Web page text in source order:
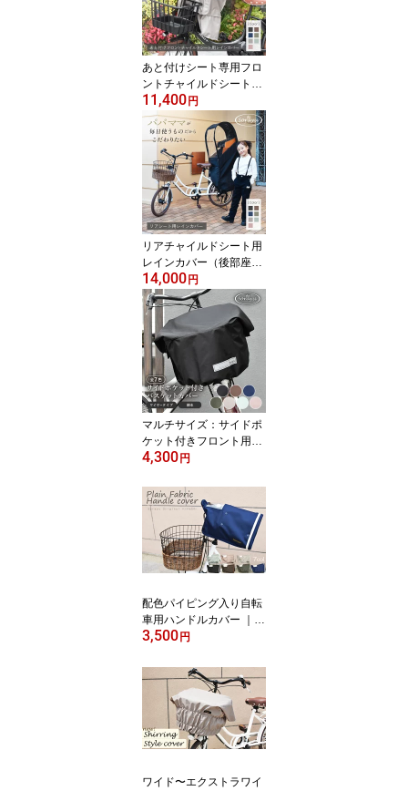
あと付けシート専用フロ
ントチャイルドシート用
レインカバー 自転車 子
供乗せ チャイルドシート
カバー 自転車カバー チ
ャイルドシート前 レイン
カバー チャイルドシート
カバー 後付フロントチャ
イルドシート| こども フ
ロント 雨カバー 雨よけ
子乗せ自転車
11,400 円
リアチャイルドシート用
レインカバー（後部座席
専用チャイルドシートカ
バー) 自転車 子供乗せ チ
ャイルドシート カバー
自転車カバー チャイルド
シート後ろ レインカバー
チャイルドシートカバー
リアチャイルドシート|子
乗せ自転車
14,000 円
マルチサイズ：サイドポ
ケット付きフロント用バ
スケットカバー（自転車
4,300 円
配色パイピング入り自転
車用ハンドルカバー ｜
自転車 ハンドルカバー
レ 秋 冬 撥水加工 防寒 ハ
ンドカバー 手袋 自転
車 防寒
3,500 円
ワイド〜エクストラワイ